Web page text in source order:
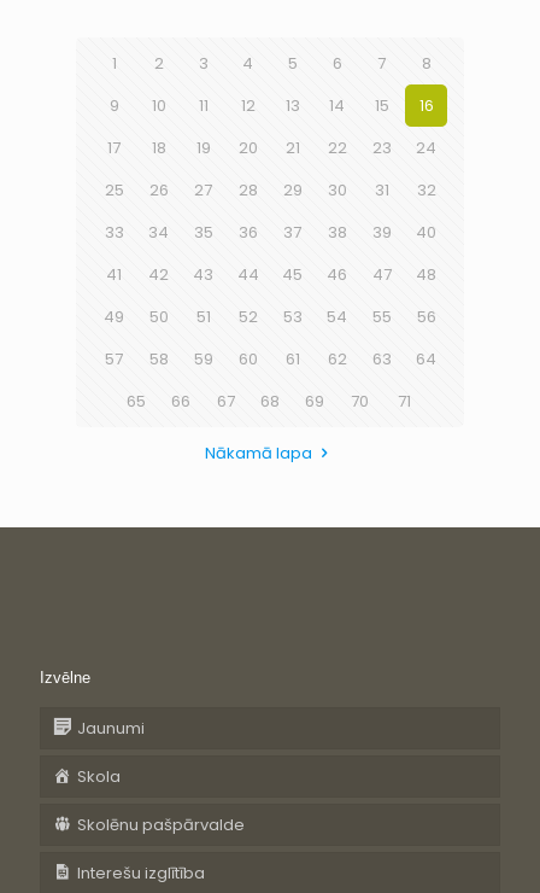
1 2 3 4 5 6 7
8
9
10 11 12 13 14 15
16
17
18 19 20 21 22 23
24
25
26 27 28 29 30 31
32
33
34 35 36 37 38 39
40
41
42 43 44 45 46 47
48
49
50 51 52 53 54 55
56
57
58 59 60 61 62 63
64
65
66 67 68 69 70 71
Nākamā lapa
Izvēlne
Jaunumi
Skola
Skolēnu pašpārvalde
Interešu izglītība